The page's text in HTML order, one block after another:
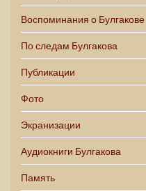
Воспоминания о Булгакове
По следам Булгакова
Публикации
Фото
Экранизации
Аудиокниги Булгакова
Память